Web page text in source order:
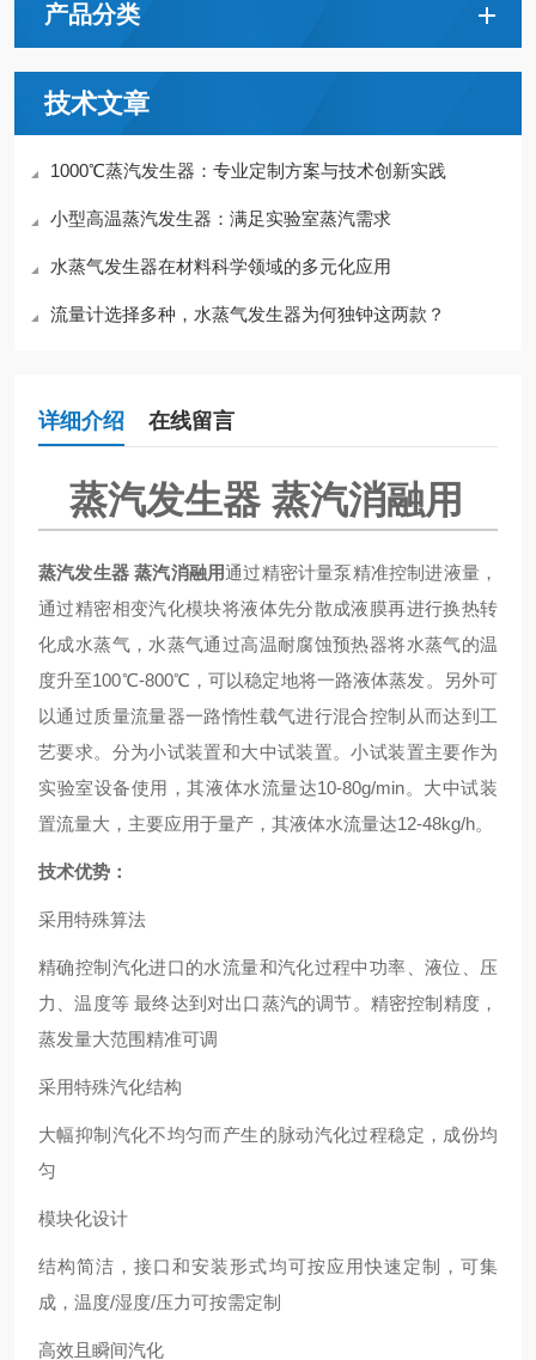
产品分类
技术文章
1000℃蒸汽发生器：专业定制方案与技术创新实践
小型高温蒸汽发生器：满足实验室蒸汽需求
水蒸气发生器在材料科学领域的多元化应用
流量计选择多种，水蒸气发生器为何独钟这两款？
详细介绍 在线留言
蒸汽发生器 蒸汽消融用
蒸汽发生器 蒸汽消融用通过精密计量泵精准控制进液量，
通过精密相变汽化模块将液体先分散成液膜再进行换热转
化成水蒸气，水蒸气通过高温耐腐蚀预热器将水蒸气的温
度升至100℃-800℃，可以稳定地将一路液体蒸发。另外可
以通过质量流量器一路惰性载气进行混合控制从而达到工
艺要求。分为小试装置和大中试装置。小试装置主要作为
实验室设备使用，其液体水流量达10-80g/min。大中试装
置流量大，主要应用于量产，其液体水流量达12-48kg/h。
技术优势：
采用特殊算法
精确控制汽化进口的水流量和汽化过程中功率、液位、压
力、温度等 最终达到对出口蒸汽的调节。精密控制精度，
蒸发量大范围精准可调
采用特殊汽化结构
大幅抑制汽化不均匀而产生的脉动汽化过程稳定，成份均
匀
模块化设计
结构简洁，接口和安装形式均可按应用快速定制，可集
成，温度/湿度/压力可按需定制
高效且瞬间汽化